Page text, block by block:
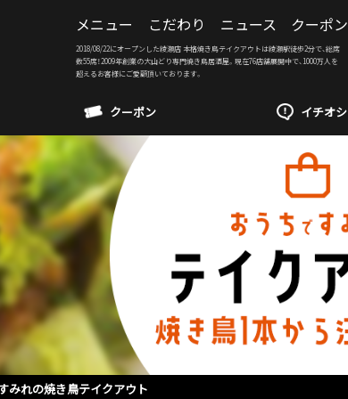
メニュー こだわり ニュース クーポン
2018/08/22にオープンした綾瀬店 本格焼き鳥テイクアウトは綾瀬駅徒歩2分で、総席
数55席！2009年創業の大山どり専門焼き鳥居酒屋。現在76店舗展開中で、1000万人を
超えるお客様にご愛顧頂いております。
クーポン イチオシ
みれの焼き鳥テイクアウト